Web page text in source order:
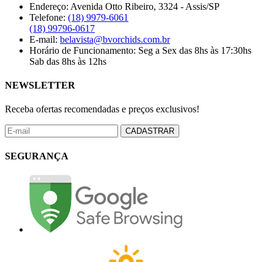
Endereço: Avenida Otto Ribeiro, 3324 - Assis/SP
Telefone: (18) 9979-6061
(18) 99796-0617
E-mail: belavista@bvorchids.com.br
Horário de Funcionamento: Seg a Sex das 8hs às 17:30hs
Sab das 8hs às 12hs
NEWSLETTER
Receba ofertas recomendadas e preços exclusivos!
CADASTRAR
SEGURANÇA